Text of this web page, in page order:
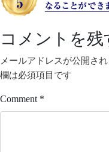
コメントを残
メールアドレスが公開さ
欄は必須項目です
Comment *